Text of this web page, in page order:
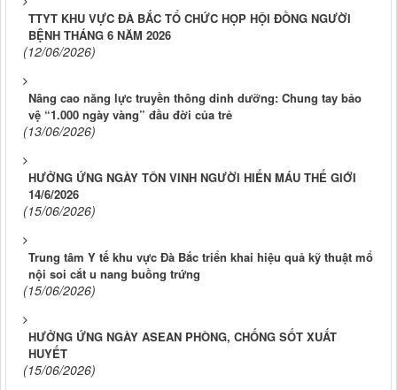
TTYT KHU VỰC ĐÀ BẮC TỔ CHỨC HỌP HỘI ĐỒNG NGƯỜI
BỆNH THÁNG 6 NĂM 2026
(12/06/2026)
Nâng cao năng lực truyền thông dinh dưỡng: Chung tay bảo
vệ “1.000 ngày vàng” đầu đời của trẻ
(13/06/2026)
HƯỞNG ỨNG NGÀY TÔN VINH NGƯỜI HIẾN MÁU THẾ GIỚI
14/6/2026
(15/06/2026)
Trung tâm Y tế khu vực Đà Bắc triển khai hiệu quả kỹ thuật mổ
nội soi cắt u nang buồng trứng
(15/06/2026)
HƯỞNG ỨNG NGÀY ASEAN PHÒNG, CHỐNG SỐT XUẤT
HUYẾT
(15/06/2026)